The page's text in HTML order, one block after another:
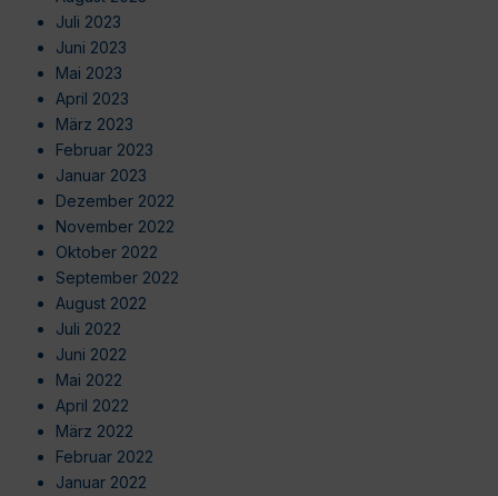
Juli 2023
Juni 2023
Mai 2023
April 2023
März 2023
Februar 2023
Januar 2023
Dezember 2022
November 2022
Oktober 2022
September 2022
August 2022
Juli 2022
Juni 2022
Mai 2022
April 2022
März 2022
Februar 2022
Januar 2022